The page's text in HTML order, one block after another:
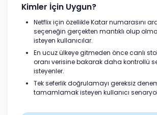
Kimler İçin Uygun?
Netflix için özellikle Katar numarasını
seçeneğin gerçekten mantıklı olup
isteyen kullanıcılar.
En ucuz ülkeye gitmeden önce canlı
oranı verisine bakarak daha kontrollü
isteyenler.
Tek seferlik doğrulamayı gereksiz
tamamlamak isteyen kullanıcı